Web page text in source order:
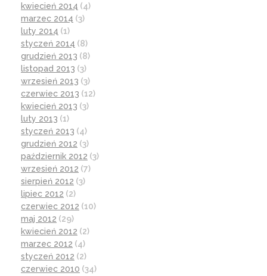
kwiecień 2014 (4)
marzec 2014 (3)
luty 2014 (1)
styczeń 2014 (8)
grudzień 2013 (8)
listopad 2013 (3)
wrzesień 2013 (3)
czerwiec 2013 (12)
kwiecień 2013 (3)
luty 2013 (1)
styczeń 2013 (4)
grudzień 2012 (3)
październik 2012 (3)
wrzesień 2012 (7)
sierpień 2012 (3)
lipiec 2012 (2)
czerwiec 2012 (10)
maj 2012 (29)
kwiecień 2012 (2)
marzec 2012 (4)
styczeń 2012 (2)
czerwiec 2010 (34)